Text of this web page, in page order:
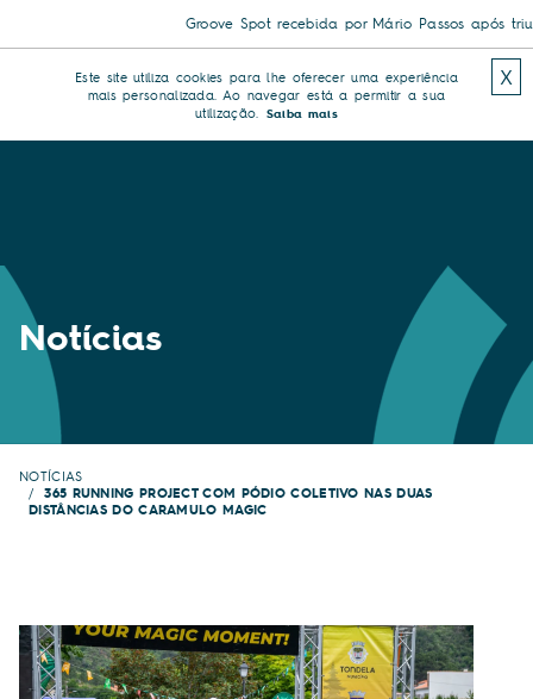
Groove Spot recebida por Mário Passos após
Este site utiliza cookies para lhe oferecer uma experiência
mais personalizada. Ao navegar está a permitir a sua
utilização. Saiba mais
X
Notícias
NOTÍCIAS
365 RUNNING PROJECT COM PÓDIO COLETIVO NAS DUAS
DISTÂNCIAS DO CARAMULO MAGIC